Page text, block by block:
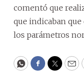
comentó que
que indicaban
los parámetros
WhatsApp
Facebook